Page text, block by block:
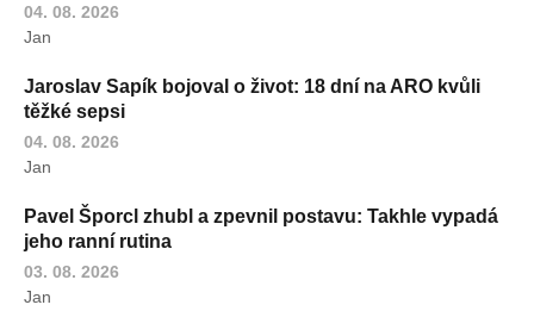
04. 08. 2026
Jan
Jaroslav Sapík bojoval o život: 18 dní na ARO kvůli
těžké sepsi
04. 08. 2026
Jan
Pavel Šporcl zhubl a zpevnil postavu: Takhle vypadá
jeho ranní rutina
03. 08. 2026
Jan